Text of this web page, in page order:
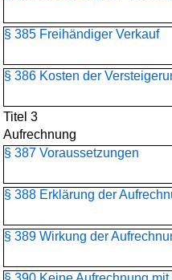
§ 385 Freihändiger Verkauf
§ 386 Kosten der
Titel 3
Aufrechnung
§ 387 Voraussetzungen
§ 388 Erklärung der
§ 389 Wirkung der